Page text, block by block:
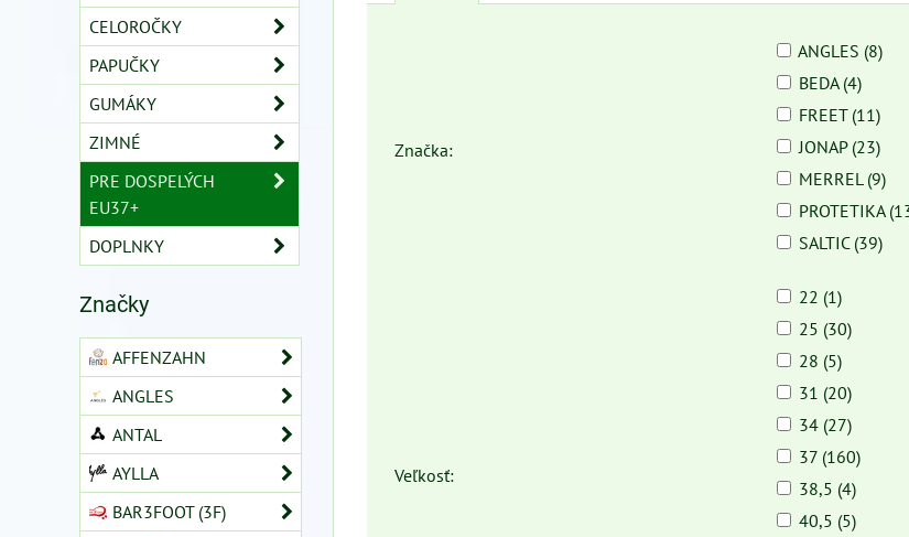
Značka:
ANGLES (8)
BEDA (4)
FREET (11)
JONAP (23)
MERREL (9)
PROTETIKA
SALTIC (39)
Veľkosť:
22 (1)
25 (30)
28 (5)
31 (20)
34 (27)
37 (160)
38,5 (4)
40,5 (5)
CELOROČKY
PAPUČKY
GUMÁKY
ZIMNÉ
PRE DOSPELÝCH
EU37+
DOPLNKY
Značky
AFFENZAHN
ANGLES
ANTAL
AYLLA
BAR3FOOT (3F)